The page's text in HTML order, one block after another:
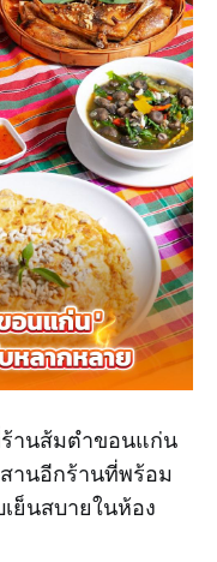
านส้มตำขอนแก่น
านอีกร้านที่พร้อม
ย็นสบายในห้อง